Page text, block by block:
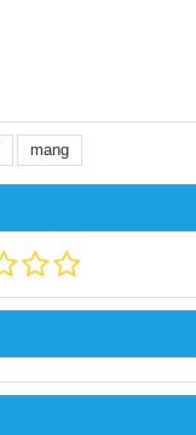
mang